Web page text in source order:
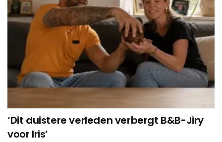
‘Dit duistere verleden verbergt B&B-Jiry
voor Iris’